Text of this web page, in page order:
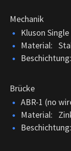
Mechanik
Kluson
Material:
Brücke
ABR-1 (no
Material: